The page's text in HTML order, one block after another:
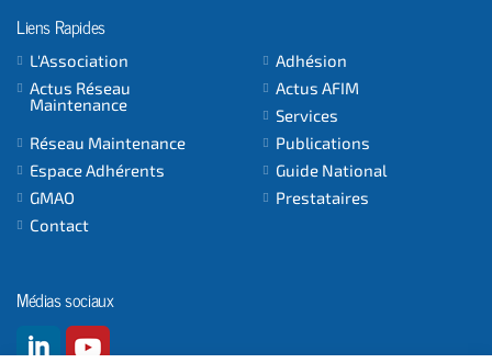
Liens Rapides
L'Association
Adhésion
Actus Réseau
Maintenance
Actus AFIM
Services
Réseau Maintenance
Publications
Espace Adhérents
Guide National
GMAO
Prestataires
Contact
Médias sociaux